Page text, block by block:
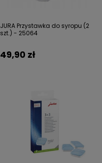
JURA Przystawka do syropu (2
szt.) - 25064
49,90 zł